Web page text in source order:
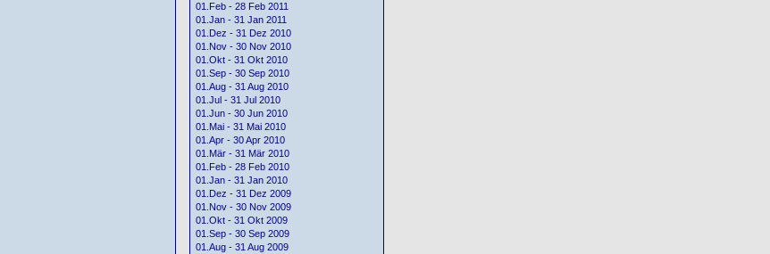
01.Feb - 28 Feb 2011
01.Jan - 31 Jan 2011
01.Dez - 31 Dez 2010
01.Nov - 30 Nov 2010
01.Okt - 31 Okt 2010
01.Sep - 30 Sep 2010
01.Aug - 31 Aug 2010
01.Jul - 31 Jul 2010
01.Jun - 30 Jun 2010
01.Mai - 31 Mai 2010
01.Apr - 30 Apr 2010
01.Mär - 31 Mär 2010
01.Feb - 28 Feb 2010
01.Jan - 31 Jan 2010
01.Dez - 31 Dez 2009
01.Nov - 30 Nov 2009
01.Okt - 31 Okt 2009
01.Sep - 30 Sep 2009
01.Aug - 31 Aug 2009